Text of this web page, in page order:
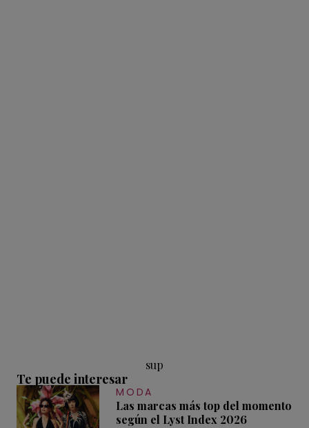
sup
Te puede interesar
MODA
Las marcas más top del momento
según el Lyst Index 2026